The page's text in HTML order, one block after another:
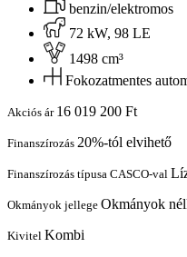
benzin/elektromos
72 kW, 98 LE
1498 cm³
Fokozatmentes
Akciós ár 16 019 200 Ft
Finanszírozás 20%-tól elvihető
Finanszírozás típusa CASCO-val
Okmányok jellege Okmányok
Kivitel Kombi